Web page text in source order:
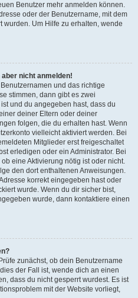
Benutzer mehr anmelden können.
oder der Benutzername, mit dem
wurden. Um Hilfe zu erhalten, wende
nicht anmelden!
und das richtige
stimmen, dann gibt es zwei
und du angegeben hast, dass du
deiner Eltern oder deiner
folgen, die du erhalten hast. Wenn
vielleicht aktiviert werden. Bei
Mitglieder erst freigeschaltet
erledigen oder ein Administrator. Bei
eine Aktivierung nötig ist oder nicht.
den dort enthaltenen Anweisungen.
korrekt eingegeben hast oder
wurde. Wenn du dir sicher bist,
wurde, dann kontaktiere einen
zunächst, ob dein Benutzername
der Fall ist, wende dich an einen
dass du nicht gesperrt wurdest. Es ist
mit der Website vorliegt,